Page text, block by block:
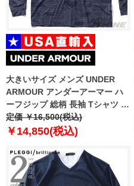
大きいサイズ メンズ UNDER
ARMOUR アンダーアーマー ハ
ーフジップ 総柄 長袖 Tシャツ ゴ
ルフウェア USA直輸入
um1212190-190
定価 ￥16,500(税込)
￥14,850(税込)